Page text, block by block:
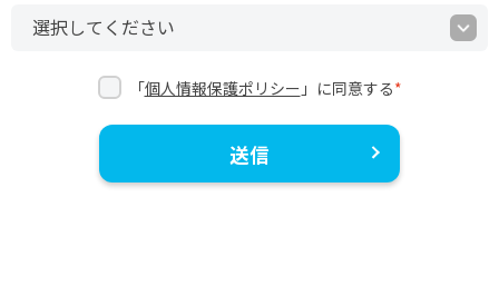
「個人情報保護ポリシー 」に同意する*